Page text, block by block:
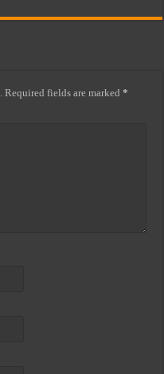
Required fields are marked*